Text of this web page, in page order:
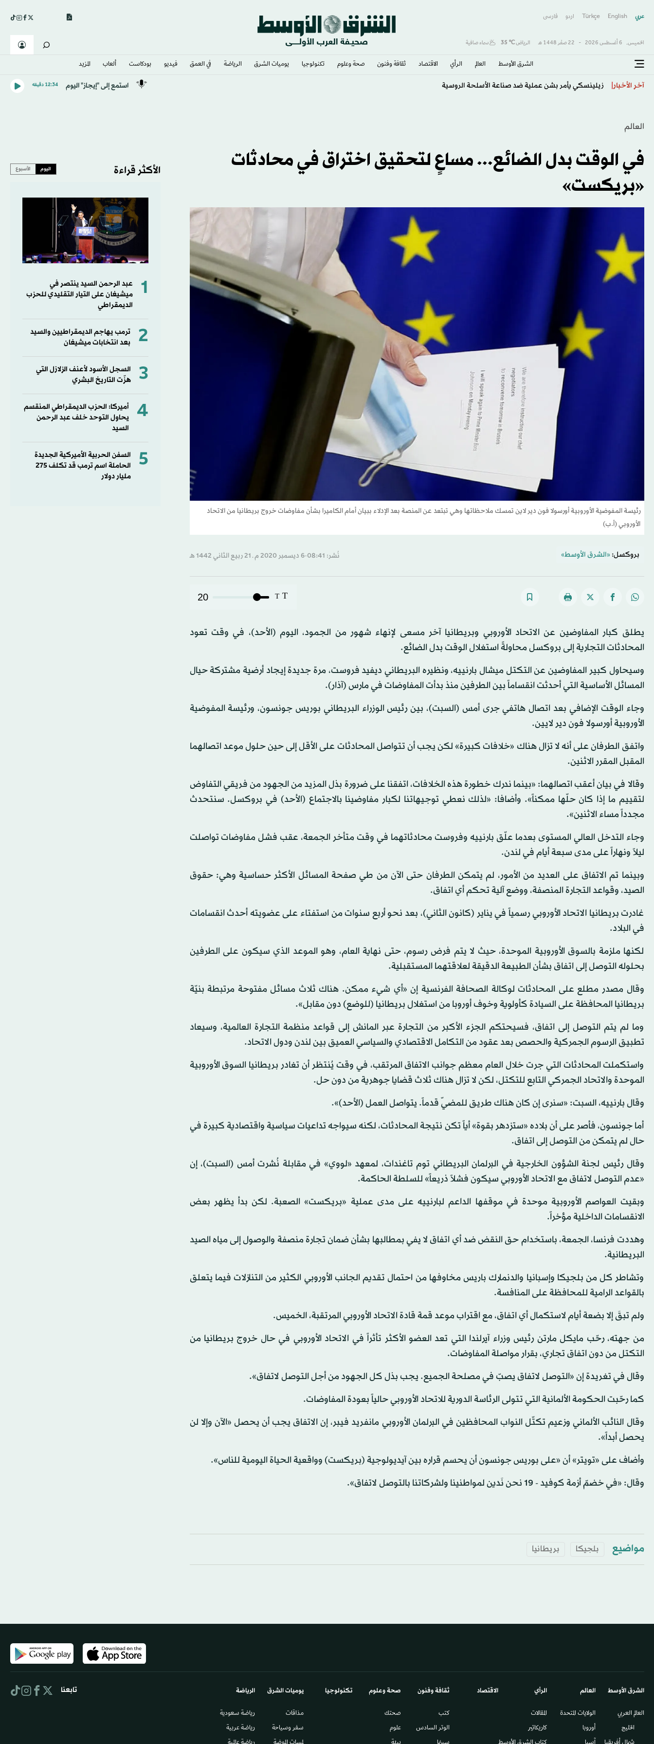
عربي English
Türkçe اردو فارسى
الخميس, 6 أغسطس 2026 - 22 صفَر 1448 هـ الرياض℃
35 سماء صافية
الشرق الأوسط​ العالم الرأي الاقتصاد ثقافة وفنون صحة وعلوم تكنولوجيا يوميات الشرق​ الرياضة في العمق فيديو بودكاست ألعاب المزيد
آخر الأخبار كوستا إلى كروزيرو استمع إلى "إيجاز" اليوم 12:34 دقيقه
العالم
في الوقت بدل الضائع... مساعٍ لتحقيق اختراق في محادثات
«بريكست»
رئيسة المفوضية الأوروبية أورسولا فون دير لاين تمسك ملاحظاتها وهي تبتعد عن المنصة بعد الإدلاء ببيان أمام الكاميرا بشأن مفاوضات خروج بريطانيا من الاتحاد
الأوروبي (أ.ب)
بروكسل: «الشرق الأوسط» نُشر: 08:41-6 ديسمبر 2020 م ـ 21 ربيع الثاني 1442 هـ
T
T
20
يطلق كبار المفاوضين عن الاتحاد الأوروبي وبريطانيا آخر مسعى لإنهاء شهور من الجمود، اليوم (الأحد)، في وقت تعود
المحادثات التجارية إلى بروكسل محاولةً استغلال الوقت بدل الضائع.
وسيحاول كبير المفاوضين عن التكتل ميشال بارنييه، ونظيره البريطاني ديفيد فروست، مرة جديدة إيجاد أرضية مشتركة حيال
المسائل الأساسية التي أحدثت انقساماً بين الطرفين منذ بدأت المفاوضات في مارس (آذار).
وجاء الوقت الإضافي بعد اتصال هاتفي جرى أمس (السبت)، بين رئيس الوزراء البريطاني بوريس جونسون، ورئيسة المفوضية
الأوروبية أورسولا فون دير لايين.
واتفق الطرفان على أنه لا تزال هناك «خلافات كبيرة» لكن يجب أن تتواصل المحادثات على الأقل إلى حين حلول موعد اتصالهما
المقبل المقرر الاثنين.
وقالا في بيان أعقب اتصالهما: «بينما ندرك خطورة هذه الخلافات، اتفقنا على ضرورة بذل المزيد من الجهود من فريقي التفاوض
لتقييم ما إذا كان حلّها ممكناً». وأضافا: «لذلك نعطي توجيهاتنا لكبار مفاوضينا بالاجتماع (الأحد) في بروكسل. سنتحدث
مجدداً مساء الاثنين».
وجاء التدخل العالي المستوى بعدما علّق بارنييه وفروست محادثاتهما في وقت متأخر الجمعة، عقب فشل مفاوضات تواصلت
ليلاً ونهاراً على مدى سبعة أيام في لندن.
وبينما تم الاتفاق على العديد من الأمور، لم يتمكن الطرفان حتى الآن من طي صفحة المسائل الأكثر حساسية وهي: حقوق
الصيد، وقواعد التجارة المنصفة، ووضع آلية تحكم أي اتفاق.
غادرت بريطانيا الاتحاد الأوروبي رسمياً في يناير (كانون الثاني)، بعد نحو أربع سنوات من استفتاء على عضويته أحدث انقسامات
في البلاد.
لكنها ملزمة بالسوق الأوروبية الموحدة، حيث لا يتم فرض رسوم، حتى نهاية العام، وهو الموعد الذي سيكون على الطرفين
بحلوله التوصل إلى اتفاق بشأن الطبيعة الدقيقة لعلاقتهما المستقبلية.
وقال مصدر مطلع على المحادثات لوكالة الصحافة الفرنسية إن «أي شيء ممكن. هناك ثلاث مسائل مفتوحة مرتبطة بنيّة
بريطانيا المحافظة على السيادة كأولوية وخوف أوروبا من استغلال بريطانيا (للوضع) دون مقابل».
وما لم يتم التوصل إلى اتفاق، فسيحتكم الجزء الأكبر من التجارة عبر المانش إلى قواعد منظمة التجارة العالمية، وسيعاد
تطبيق الرسوم الجمركية والحصص بعد عقود من التكامل الاقتصادي والسياسي العميق بين لندن ودول الاتحاد.
واستكملت المحادثات التي جرت خلال العام معظم جوانب الاتفاق المرتقب، في وقت يُنتظر أن تغادر بريطانيا السوق الأوروبية
الموحدة والاتحاد الجمركي التابع للتكتل، لكن لا تزال هناك ثلاث قضايا جوهرية من دون حل.
وقال بارنييه، السبت: «سنرى إن كان هناك طريق للمضيّ قدماً. يتواصل العمل (الأحد)».
أما جونسون، فأصر على أن بلاده «ستزدهر بقوة» أياً تكن نتيجة المحادثات، لكنه سيواجه تداعيات سياسية واقتصادية كبيرة في
حال لم يتمكن من التوصل إلى اتفاق.
وقال رئيس لجنة الشؤون الخارجية في البرلمان البريطاني توم تاغندات، لمعهد «لووي» في مقابلة نُشرت أمس (السبت)، إن
«عدم التوصل لاتفاق مع الاتحاد الأوروبي سيكون فشلاً ذريعاً» للسلطة الحاكمة.
وبقيت العواصم الأوروبية موحدة في موقفها الداعم لبارنييه على مدى عملية «بريكست» الصعبة. لكن بدأ يظهر بعض
الانقسامات الداخلية مؤخراً.
وهددت فرنسا، الجمعة، باستخدام حق النقض ضد أي اتفاق لا يفي بمطالبها بشأن ضمان تجارة منصفة والوصول إلى مياه الصيد
البريطانية.
وتشاطر كل من بلجيكا وإسبانيا والدنمارك باريس مخاوفها من احتمال تقديم الجانب الأوروبي الكثير من التنازلات فيما يتعلق
بالقواعد الرامية للمحافظة على المنافسة.
ولم تبقَ إلا بضعة أيام لاستكمال أي اتفاق، مع اقتراب موعد قمة قادة الاتحاد الأوروبي المرتقبة، الخميس.
من جهته، رحّب مايكل مارتن رئيس وزراء آيرلندا التي تعد العضو الأكثر تأثراً في الاتحاد الأوروبي في حال خروج بريطانيا من
التكتل من دون اتفاق تجاري، بقرار مواصلة المفاوضات.
وقال في تغريدة إن «التوصل لاتفاق يصبّ في مصلحة الجميع. يجب بذل كل الجهود من أجل التوصل لاتفاق».
كما رحّبت الحكومة الألمانية التي تتولى الرئاسة الدورية للاتحاد الأوروبي حالياً بعودة المفاوضات.
وقال النائب الألماني وزعيم تكتّل النواب المحافظين في البرلمان الأوروبي مانفريد فيبر، إن الاتفاق يجب أن يحصل «الآن وإلا لن
يحصل أبداً».
وأضاف على «تويتر» أن «على بوريس جونسون أن يحسم قراره بين آيديولوجية (بريكست) وواقعية الحياة اليومية للناس».
وقال: «في خضمّ أزمة كوفيد - 19 نحن نَدين لمواطنينا ولشركاتنا بالتوصل لاتفاق».
مواضيع بلجيكا بريطانيا
الأكثر قراءة اليوم الأسبوع
1
عبد الرحمن السيد ينتصر في
ميشيغان على التيار التقليدي للحزب
الديمقراطي
2
ترمب يهاجم الديمقراطيين والسيد
بعد انتخابات ميشيغان
3
السجل الأسود لأعنف الزلازل التي
هزّت التاريخ البشري
4
أميركا: الحزب الديمقراطي المنقسم
يحاول التوحد خلف عبد الرحمن
السيد
5
السفن الحربية الأميركية الجديدة
الحاملة اسم ترمب قد تكلف 275
مليار دولار
الشرق الأوسط​
العالم العربي
الخليج
العالم
الولايات المتحدة
أوروبا
الرأي
المقالات
كاريكاتير
الاقتصاد ثقافة وفنون
كتب
الوتر السادس​
صحة وعلوم
صحتك
علوم
تكنولوجيا يوميات الشرق​
مذاقات
سفر وسياحة
الرياضة
رياضة سعودية
رياضة عربية
تابعنا